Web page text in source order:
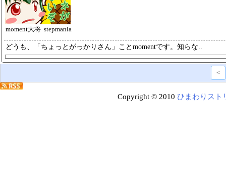
moment大将 stepmania
どうも、「ちょっとがっかりさん」 ことmomentです。知らな..
<
Copyright © 2010 ひまわりスト